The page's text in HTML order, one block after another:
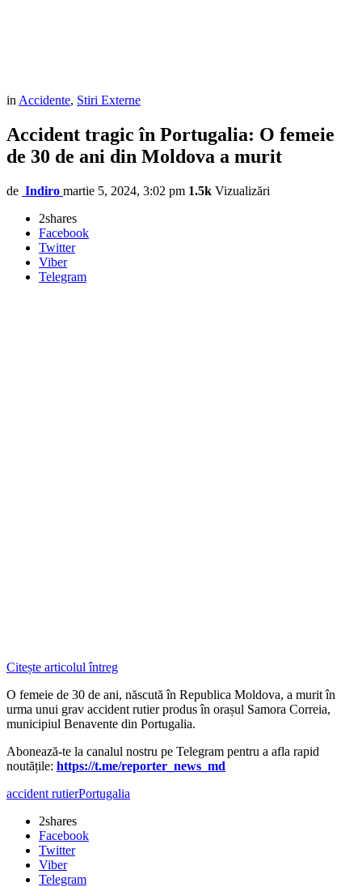
in Accidente, Stiri Externe
Accident tragic în Portugalia: O femeie
de 30 de ani din Moldova a murit
de Indiro martie 5, 2024, 3:02 pm 1.5k Vizualizări
2shares
Facebook
Twitter
Viber
Telegram
Citește articolul întreg
O femeie de 30 de ani, născută în Republica Moldova, a murit în
urma unui grav accident rutier produs în orașul Samora Correia,
municipiul Benavente din Portugalia.
Abonează-te la canalul nostru pe Telegram pentru a afla rapid
noutățile: https://t.me/reporter_news_md
accident rutierPortugalia
2shares
Facebook
Twitter
Viber
Telegram